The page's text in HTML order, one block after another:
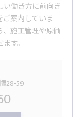
い働き方に前向き
案内していま
、施工管理や原価
す。
28-59